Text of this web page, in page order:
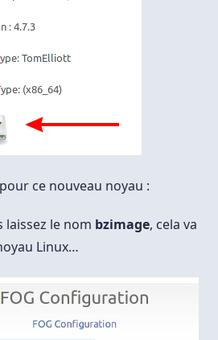
ce nouveau noyau :
laissez le nom bzimage, cela va
Linux…